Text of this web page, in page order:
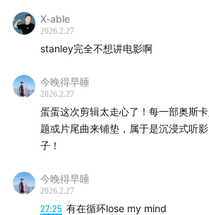
X-able
2026.2.27
stanley完全不想讲电影啊
今晚得早睡
2026.2.27
蛋蛋这次剪辑太走心了！每一部奥斯
题或片尾曲来铺垫，属于是沉浸式听
子！
今晚得早睡
2026.2.27
27:25 有在循环lose my mind